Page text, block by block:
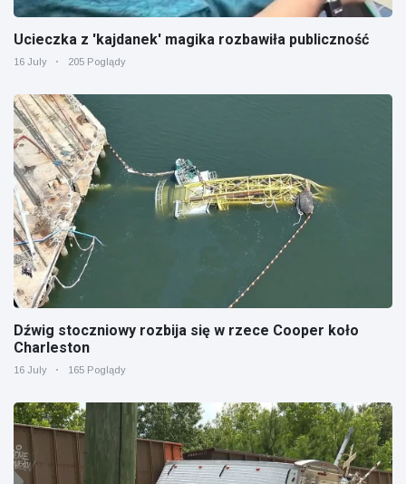
Ucieczka z 'kajdanek' magika rozbawiła publiczność
16 July 205 Poglądy
Dźwig stoczniowy rozbija się w rzece Cooper koło
Charleston
16 July 165 Poglądy